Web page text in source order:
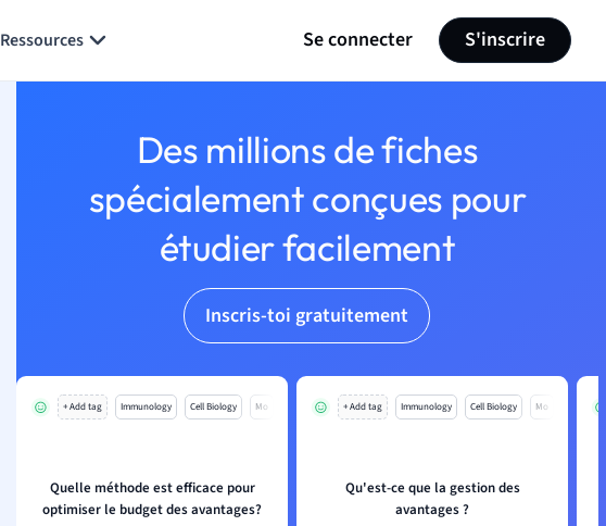
Ressources Se connecter S'inscrire
Des millions de fiches
spécialement conçues pour
étudier facilement
Inscris-toi gratuitement
+ Add tag Immunology Cell Biology Mo
Quelle méthode est efficace pour
optimiser le budget des avantages?
+ Add tag Immunology Cell Biology Mo
Qu'est-ce que la gestion des
avantages ?